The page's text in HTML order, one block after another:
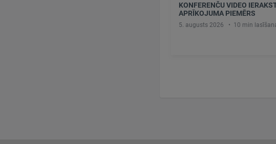
KONFERENČU VIDEO
APRĪKOJUMA PIEMĒRS
5. augusts 2026 10 min